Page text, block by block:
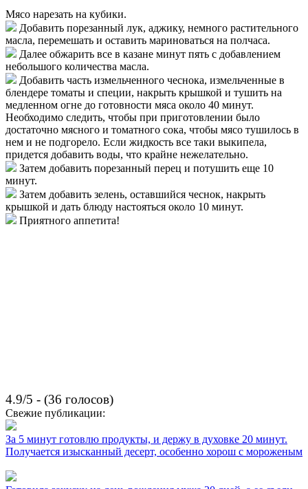
Мясо нарезать на кубики.
Добавить порезанный лук, аджику, немного растительного
масла, перемешать и оставить мариноваться на полчаса.
Далее обжарить все в казане минут пять с добавлением
небольшого количества масла.
Добавить часть измельченного чеснока, измельченные в
блендере томаты и специи, накрыть крышкой и тушить на
медленном огне до готовности мяса около 40 минут.
Необходимо следить, чтобы при приготовлении было
достаточно мясного и томатного сока, чтобы мясо тушилось в
нем и не подгорело. Если жидкость все таки выкипела,
придется добавить воды, что крайне нежелательно.
Затем добавить порезанный перец и потушить еще 10
минут.
Затем добавить зелень, оставшийся чеснок, накрыть
крышкой и дать блюду настояться около 10 минут.
Приятного аппетита!
4.9/5 - (36 голосов)
Свежие публикации:
За 5 минут готовлю продукты, и держу в духовке 20 минут.
Получается изысканный десерт, особенно хорош с мороженым